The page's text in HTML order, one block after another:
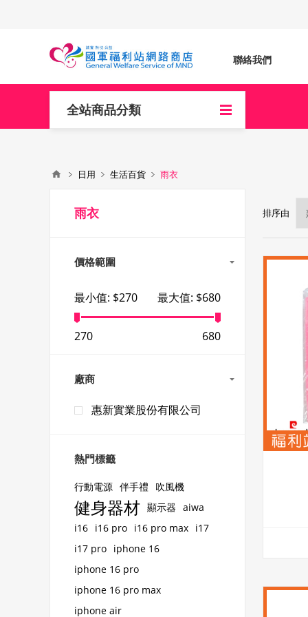
聯絡我們
全站商品分類
日用 生活百貨 雨衣
排序由
雨衣
價格範圍
最小值: $270 最大值: $680
270 680
廠商
惠新實業股份有限公司
熱門標籤
行動電源 伴手禮 吹風機
健身器材 顯示器 aiwa
i16 i16 pro i16 pro max i17
i17 pro iphone 16
iphone 16 pro
iphone 16 pro max
iphone air